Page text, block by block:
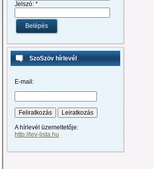
Jelszó: *
SzoSzöv hírlevél
E-mail:
A hírlevél üzemeltetője:
http://lev-lista.hu